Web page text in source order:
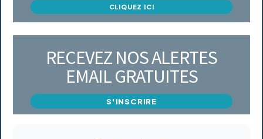
CLIQUEZ ICI
RECEVEZ NOS ALERTES
EMAIL GRATUITES
S'INSCRIRE